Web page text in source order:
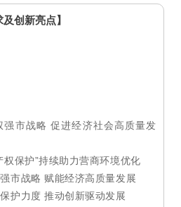
创新亮点】
强市战略 促进经济社会高质量发
权保护”持续助力营商环境优化
市战略 赋能经济高质量发展
护力度 推动创新驱动发展